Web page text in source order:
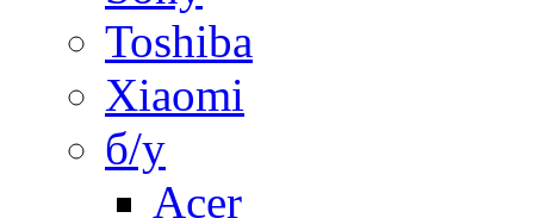
Toshiba
Xiaomi
б/у
Acer